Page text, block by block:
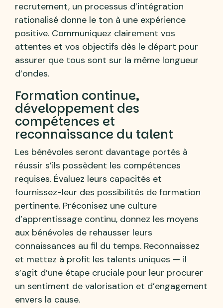
recrutement, un processus d’intégration
rationalisé donne le ton à une expérience
positive. Communiquez clairement vos
attentes et vos objectifs dès le départ pour
assurer que tous sont sur la même longueur
d’ondes.
Formation continue,
développement des
compétences et
reconnaissance du talent
Les bénévoles seront davantage portés à
réussir s’ils possèdent les compétences
requises. Évaluez leurs capacités et
fournissez-leur des possibilités de formation
pertinente. Préconisez une culture
d’apprentissage continu, donnez les moyens
aux bénévoles de rehausser leurs
connaissances au fil du temps. Reconnaissez
et mettez à profit les talents uniques — il
s’agit d’une étape cruciale pour leur procurer
un sentiment de valorisation et d’engagement
envers la cause.